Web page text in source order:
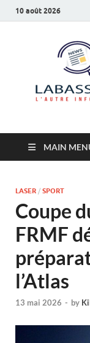
10 août 2026
MAIN
LASER / SPORT
Coupe
FRMF
l’Atlas
13 mai 2026 - by